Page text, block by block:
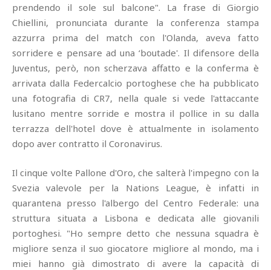
prendendo il sole sul balcone". La frase di Giorgio
Chiellini, pronunciata durante la conferenza stampa
azzurra prima del match con l'Olanda, aveva fatto
sorridere e pensare ad una ‘boutade'. Il difensore della
Juventus, però, non scherzava affatto e la conferma è
arrivata dalla Federcalcio portoghese che ha pubblicato
una fotografia di CR7, nella quale si vede l'attaccante
lusitano mentre sorride e mostra il pollice in su dalla
terrazza dell'hotel dove è attualmente in isolamento
dopo aver contratto il Coronavirus.
Il cinque volte Pallone d'Oro, che salterà l'impegno con la
Svezia valevole per la Nations League, è infatti in
quarantena presso l'albergo del Centro Federale: una
struttura situata a Lisbona e dedicata alle giovanili
portoghesi. "Ho sempre detto che nessuna squadra è
migliore senza il suo giocatore migliore al mondo, ma i
miei hanno già dimostrato di avere la capacità di